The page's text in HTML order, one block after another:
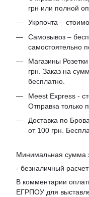
грн или полной
Укрпочта –
Самовывоз –
самостоятельно
Магазины
грн. Заказ на
бесплатно.
Meest Express -
Отправка только
Доставка по
от 100 грн.
Минимальная сумма
- безналичный
В комментарии
ЕГРПОУ для